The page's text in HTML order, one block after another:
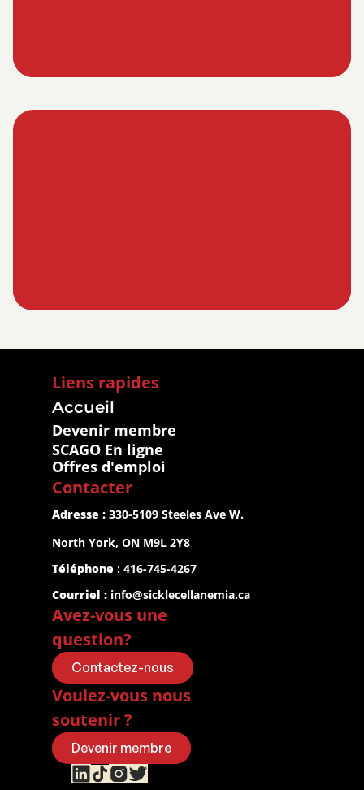
Liens rapides
Accueil
Devenir membre
SCAGO En ligne
Offres d'emploi
Contacter
Adresse : 330-5109 Steeles Ave W.
North York, ON M9L 2Y8
Téléphone : 416-745-4267
Courriel : info@sicklecellanemia.ca
Avez-vous une
question?
Contactez-nous
Voulez-vous nous
soutenir ?
Devenir membre